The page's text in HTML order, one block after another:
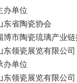
办单位
东省陶瓷协会
博市陶瓷琉璃产业
东领瓷展览有限公司
办单位
东领瓷展览有限公司